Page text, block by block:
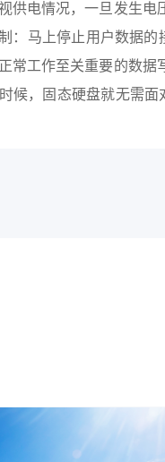
供电情况，一旦发生电
：马上停止用户数据
常工作至关重要的数据
候，固态硬盘就无需面